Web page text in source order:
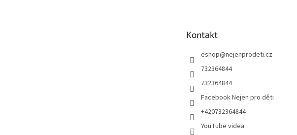
Kontakt
eshop@nejenprodeti.cz
732364844
732364844
Facebook Nejen pro děti
+420732364844
YouTube videa